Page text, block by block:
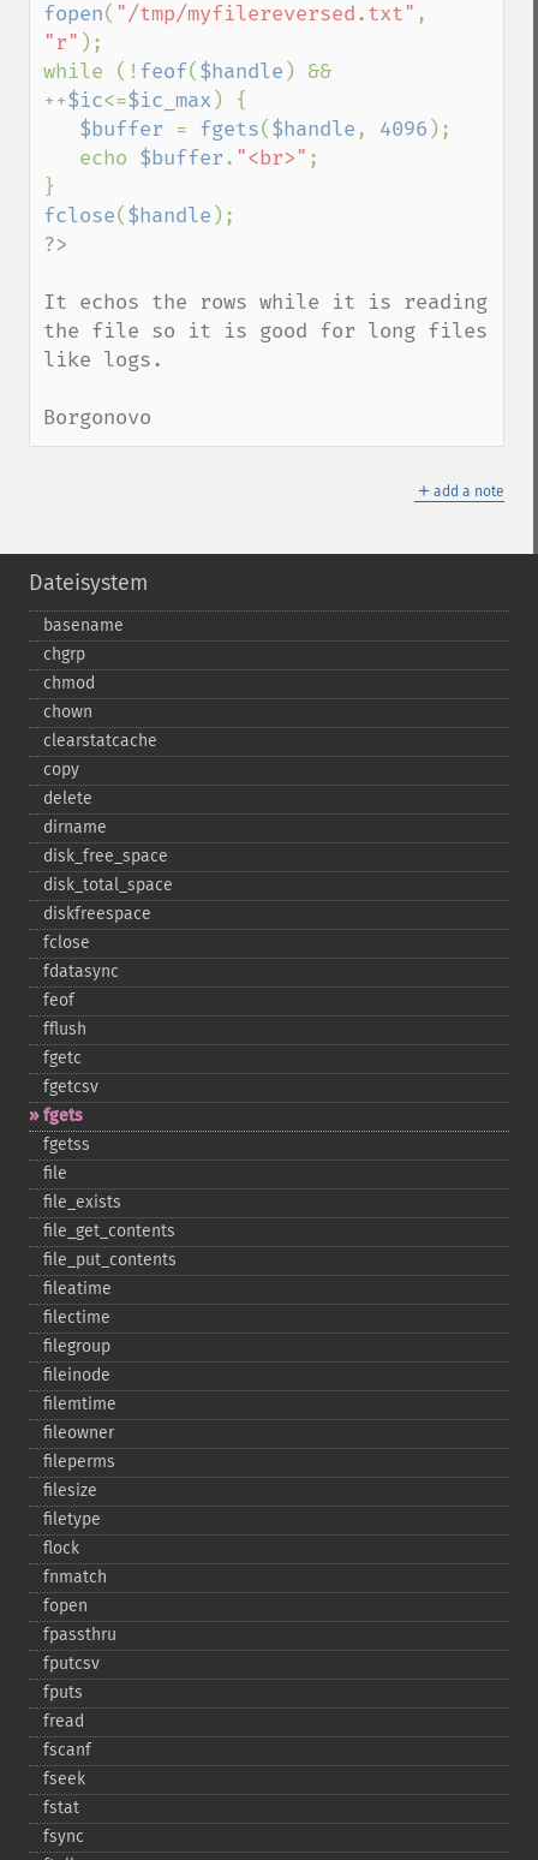
fopen( "/tmp/myfilereversed.txt"
"r" );
while (! feof($handle ) &&
++$ic<=$ic_max ) {
$buffer = fgets($handle , 4096 );
   echo
$buffer. "<br>" ;
fclose($handle
It echos the rows while it is reading
the file so it is good for long files
like logs.
Borgonovo
＋ add a note
Dateisystem
basename
chgrp
chmod
chown
clearstatcache
copy
delete
dirname
disk_​free_​space
disk_​total_​space
diskfreespace
fclose
fdatasync
feof
fflush
fgetc
fgetcsv
fgets
fgetss
file
file_​exists
file_​get_​contents
file_​put_​contents
fileatime
filectime
filegroup
fileinode
filemtime
fileowner
fileperms
filesize
filetype
flock
fnmatch
fopen
fpassthru
fputcsv
fputs
fread
fscanf
fseek
fstat
fsync